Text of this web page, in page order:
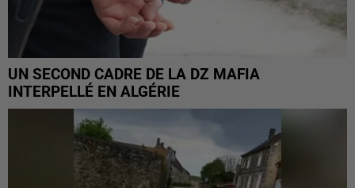
UN SECOND CADRE DE LA DZ MAFIA
INTERPELLÉ EN ALGÉRIE